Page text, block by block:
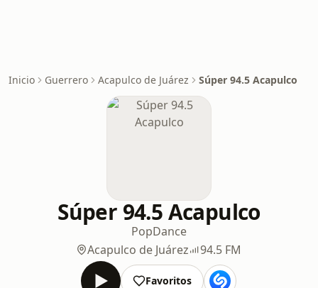
Inicio Guerrero Acapulco de Juárez Súper 94.5 Acapulco
Súper 94.5 Acapulco
PopDance
Acapulco de Juárez
94.5 FM
Favoritos